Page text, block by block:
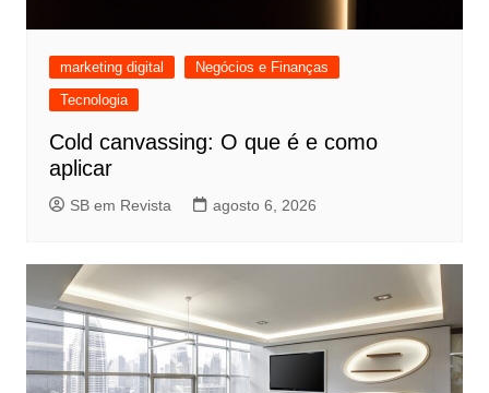
marketing digital
Negócios e Finanças
Tecnologia
Cold canvassing: O que é e como
aplicar
SB em Revista agosto 6, 2026